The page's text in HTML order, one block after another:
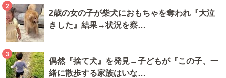
2
2歳の女の子が柴犬におもちゃを奪われ『大泣
きした』結果→状況を察…
3
偶然『捨て犬』を発見→子どもが『この子、一
緒に散歩する家族はいな…